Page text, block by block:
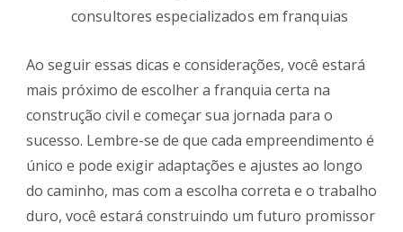
consultores especializados em franquias
Ao seguir essas dicas e considerações, você estará
mais próximo de escolher a franquia certa na
construção civil e começar sua jornada para o
sucesso. Lembre-se de que cada empreendimento é
único e pode exigir adaptações e ajustes ao longo
do caminho, mas com a escolha correta e o trabalho
duro, você estará construindo um futuro promissor